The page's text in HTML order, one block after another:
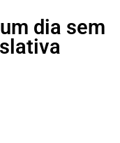
dia sem